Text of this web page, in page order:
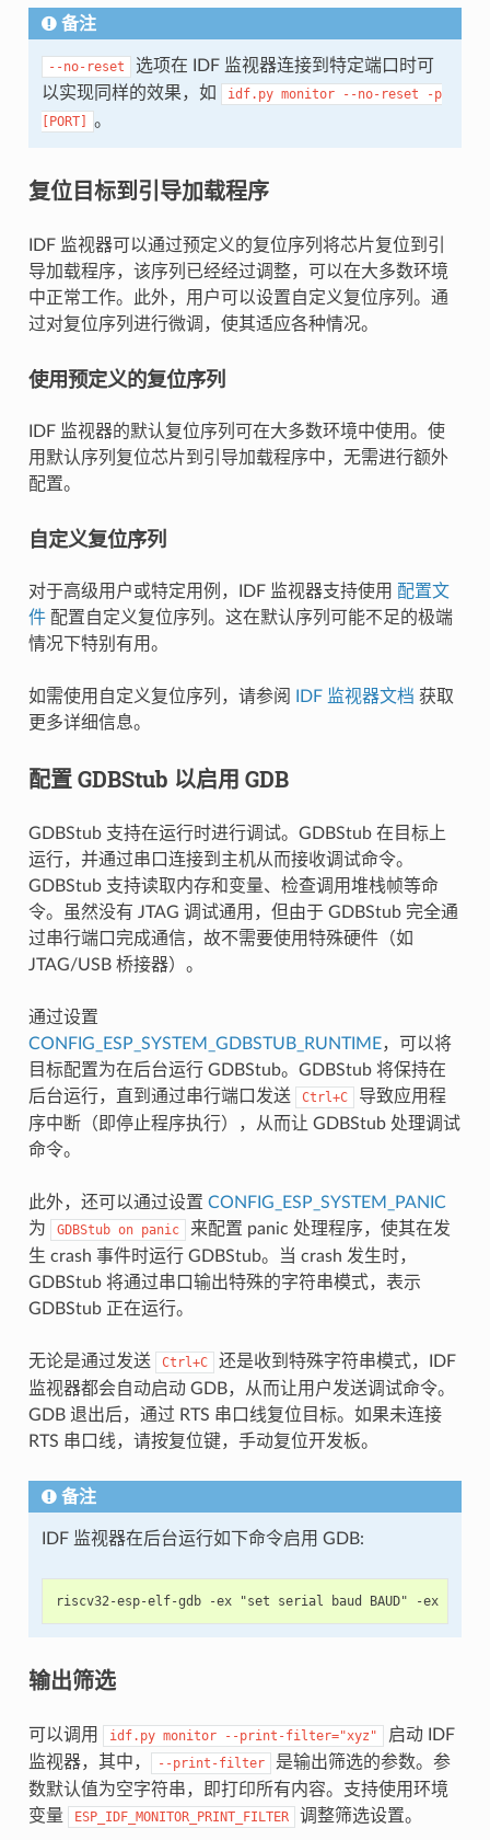
备注
--no-reset
选项在 IDF 监视器连接到特定端口时可
以实现同样的效果，如
idf.py monitor --no-reset
-p
[PORT]
。
复位目标到引导加载程序
IDF 监视器可以通过预定义的复位序列将芯片复位到引
导加载程序，该序列已经经过调整，可以在大多数环境
中正常工作。此外，用户可以设置自定义复位序列。通
过对复位序列进行微调，使其适应各种情况。
使用预定义的复位序列
IDF 监视器的默认复位序列可在大多数环境中使用。使
用默认序列复位芯片到引导加载程序中，无需进行额外
配置。
自定义复位序列
对于高级用户或特定用例，IDF 监视器支持使用 配置文
件配置自定义复位序列。这在默认序列可能不足的极端
情况下特别有用。
如需使用自定义复位序列，请参阅 IDF 监视器文档 获取
更多详细信息。
配置 GDBStub 以启用 GDB
GDBStub 支持在运行时进行调试。GDBStub 在目标上
运行，并通过串口连接到主机从而接收调试命令。
GDBStub 支持读取内存和变量、检查调用堆栈帧等命
令。虽然没有 JTAG 调试通用，但由于 GDBStub 完全通
过串行端口完成通信，故不需要使用特殊硬件（如
JTAG/USB 桥接器）。
通过设置
CONFIG_ESP_SYSTEM_GDBSTUB_RUNTIME，可以将
目标配置为在后台运行 GDBStub。GDBStub 将保持在
后台运行，直到通过串行端口发送
Ctrl+C
导致应用程
序中断（即停止程序执行），从而让 GDBStub 处理调试
命令。
此外，还可以通过设置 CONFIG_ESP_SYSTEM_PANIC
为
GDBStub on panic
来配置 panic 处理程序，使其在发
生 crash 事件时运行 GDBStub。当 crash 发生时，
GDBStub 将通过串口输出特殊的字符串模式，表示
GDBStub 正在运行。
无论是通过发送 Ctrl+C
还是收到特殊字符串模式，IDF
监视器都会自动启动 GDB，从而让用户发送调试命令。
GDB 退出后，通过 RTS 串口线复位目标。如果未连接
RTS 串口线，请按复位键，手动复位开发板。
备注
IDF 监视器在后台运行如下命令启用 GDB:
输出筛选
可以调用 idf.py monitor --print-filter="xyz"
启动 IDF
监视器，其中，
--print-filter
是输出筛选的参数。参
数默认值为空字符串，即打印所有内容。支持使用环境
变量
ESP_IDF_MONITOR_PRINT_FILTER 调整筛选设置。